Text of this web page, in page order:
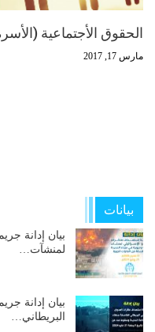
الحقوق الأجتماعية
مارس 17, 2017
بيانات
بيان إدانة
لمنشآت…
بيان إدانة
البريطاني…